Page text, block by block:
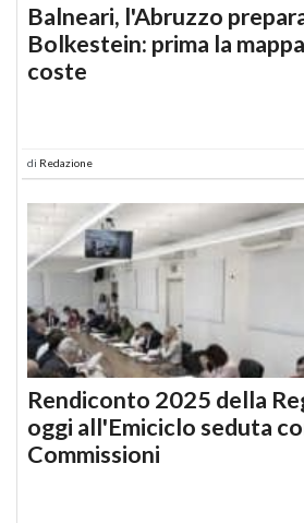
Balneari, l'Abruzzo
Bolkestein: prima la
coste
di Redazione
Rendiconto 2025 della
oggi all'Emiciclo seduta
Commissioni